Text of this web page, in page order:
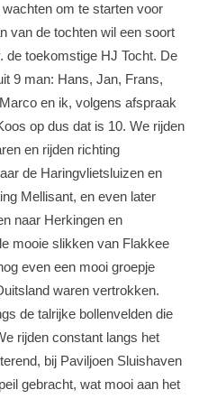
om te starten voor
van de tochten wil een soort
de toekomstige HJ Tocht. De
9 man: Hans, Jan, Frans,
en ik, volgens afspraak
op dus dat is 10. We rijden
en rijden richting
de Haringvlietsluizen en
Mellisant, en even later
naar Herkingen en
mooie slikken van Flakkee
even een mooi groepje
waren vertrokken.
de talrijke bollenvelden die
rijden constant langs het
bij Paviljoen Sluishaven
gebracht, wat mooi aan het